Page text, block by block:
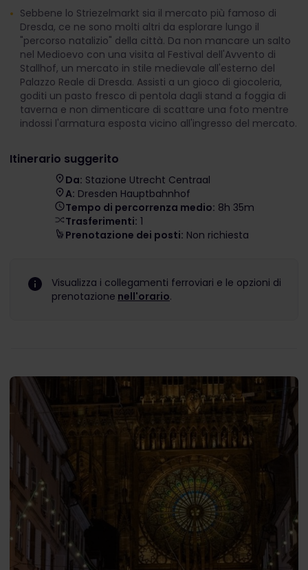
Sebbene lo Striezelmarkt sia il mercato più famoso di
Dresda, ce ne sono molti altri da esplorare lungo il
"percorso natalizio" della città. Da non mancare un salto
nel Medioevo con una visita al Festival dell'Avvento di
Stallhof, un mercato in stile medievale all'esterno del
Palazzo Reale di Dresda. Assisti a un gioco di giocoleria,
goditi un pasto fresco di pentola dagli stand a foggia di
taverna e non dimenticare di scattare una foto mentre
indossi l'armatura esposta vicino all'ingresso del mercato.
Itinerario suggerito
Da: Stazione Utrecht Centraal
A: Dresden Hauptbahnhof
Tempo di percorrenza medio: 8h 35m
Trasferimenti: 1
Prenotazione dei posti: Non richiesta
Visualizza i collegamenti ferroviari e le opzioni di
prenotazione nell'orario.